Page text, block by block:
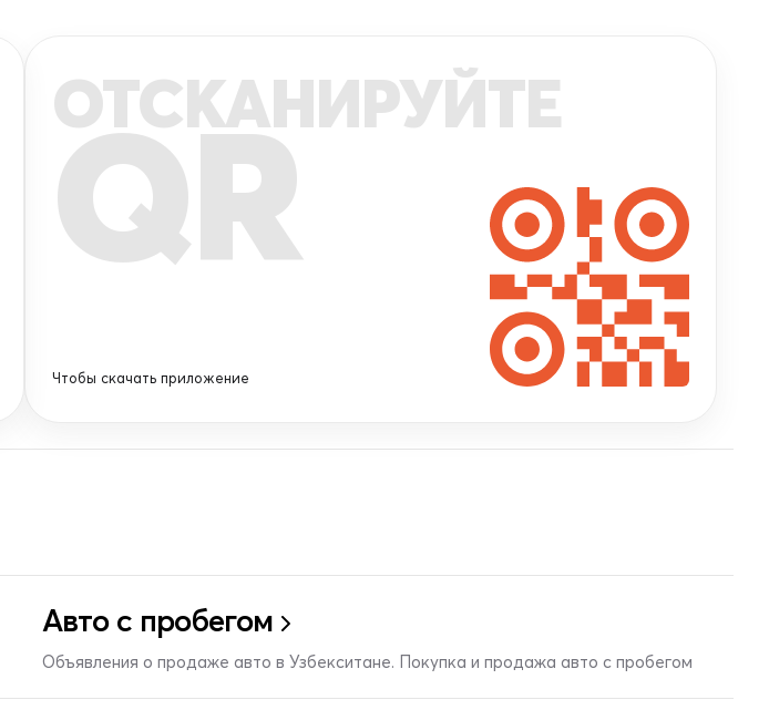
ОТСКАНИРУЙТЕ
QR
Чтобы скачать приложение
Авто с пробегом
Объявления о продаже авто в Узбекситане. Покупка и продажа авто с пробегом